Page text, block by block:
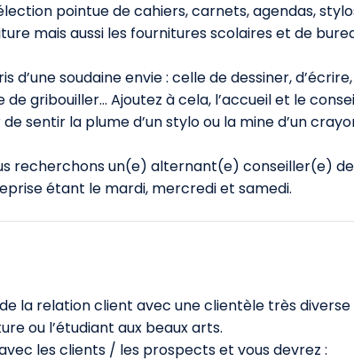
pointue de cahiers, carnets, agendas,
mais aussi les fournitures scolaires et de
soudaine envie : celle de dessiner,
gribouiller… Ajoutez à cela, l’accueil et le
sentir la plume d’un stylo ou la mine d’un
recherchons un(e) alternant(e) conseiller(e) de
étant le mardi, mercredi et samedi.
la relation client avec une clientèle très diverse
ou l’étudiant aux beaux arts.
les clients / les prospects et vous devrez :